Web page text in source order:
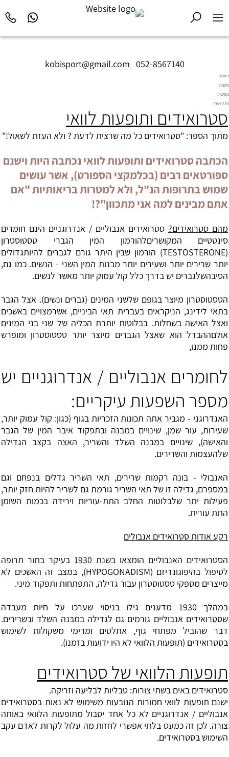
kobisport@gmail.com 052-8567140
דיאטה
ותזונה
בשיטת
Diet2All:
שמאחורי
המושלם.
סטרואידים ותופעות לוואי
מתוך הספר: "סטרואידים כל מה שרצית לדעת ? ולא העזת לשאול!"
הכתבה סטרואידים ותופעות לוואי נכתבה היות וישנם
ספורטאים רבים (בכלמקצי הספורט), אשר עושים
שמוש בתרופות הנ"ל, ולא למטרות בריאותיות "אם
אתם מבינים למה אני מתכוון"?!
מהם סטרואידים? סטרואידים אנבוליים / אנדרוגניים הינם חומרים
סינטטיים המקושריםלהורמון המין הגברי טסטוסטרון
(TESTOSTERONE) הורמון שבין היתר גורם לגברים להיותגדולים
יותר שרירים יותר ושעירים יותר מבנות המין השני - הנשים. כמו גם,
הסיבהשלגברים יש בדרך כלל קול עמוק יותר מאשר לנשים.
הטסטוסטרון מיוצר בגופם שלשני המינים (גברים ונשים). אצל הגבר
בתאי לידינג, הניקראים בעברית תאי הביניים, אשרמצויים באשכים
ואצל האישה בשחלות. בבלוטות יותרת הכליה של שני בני המינים
אולםההבדל הוא שאצל הגברים מיוצר יותר טסטוסטרון ומופרש
פחות ממנו,
לחומרים אנבוליים / אנדרוגניים יש
מספר השפעות עיקריים:
האנדרוגני - מגביר אתה תכונות הזכריות בגוף (כגון: קול עמוק יותר,
שעירות, עור שמן, שינויים במבנה ובתפקוד איבר המין של הגבר
והאישה), שינויים במבנה השלד והשריר, האצה בקצב הגדילה
שלהעצמות והשרירים.
האנבולי - בונה רקמות שרירים, תאי השריר גדלים בנפחם וגם
במספרם, גדילה זו של תאי השריר גורמת גם לשריר להיות חזק יותר,
פעילות יתר שלבלוטות החלב התת-עוריות וירידה בכמות השומן
התת עורית.
רקע אודות סטרואידים אנבולים
הסטרואידים האנבוליים הומצאו בשנת 1930 בעיקר בתור תרופה
לטיפול בהיפוגונדיזם
(HYPOGONADISM), במצב זה האשכים לא
מייצרים מספקי טסטוסטרון עבור גדילה, התפתחות ותפקוד מיני.
במהלך 1930 מדענים גילו בניסוי שערכו על חיות מעבדה
שסטרואידים אנבוליים גורמים גם לגדילה במבנה השלד ובשרירים.
דבר שהוביל מפתחי גוף, אתלטים ומרימי משקולות לשימוש
בסטרואידים (תופעות הלוואי לא היו ידועות בזמנו).
תופעות הלוואי של סטרואידים
סטרואידים באים בשתי צורות: טבליות לבליעה וזריקה.
ישנם תופעות לוואי חמורות הנובעות משימוש לא נאות בסטרואידים
אנבוליים / אנדרוגניים לא כל אחד יסבול מתופעות הלוואי באותה
צורה. לכן זה כמעט בלתי אפשרי לחזות מה עלול לקרות לאדם עקב
השימוש בסטרואידים.